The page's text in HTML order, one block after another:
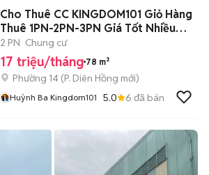
Cho Thuê CC KINGDOM101 Giỏ Hàng
Thuê 1PN-2PN-3PN Giá Tốt Nhiều
Căn
2 PN Chung cư
17 triệu/tháng 78 m²
Phường 14 (P. Diên Hồng mới)
Huỳnh Ba Kingdom101 5.0 6 đã bán